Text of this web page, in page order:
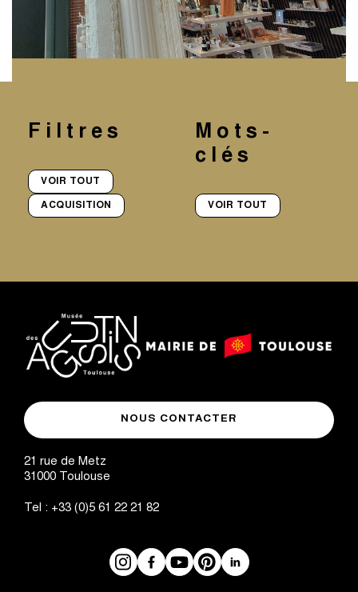
Filtres
VOIR TOUT
ACQUISITION
Mots-
clés
VOIR TOUT
musée
des
de
NOUS CONTACTER
21 rue de Metz
31000 Toulouse
Tel : +33 (0)5 61 22 21 82
Réseaux
InstagramFacebookYouTubePinterestLinkedIn